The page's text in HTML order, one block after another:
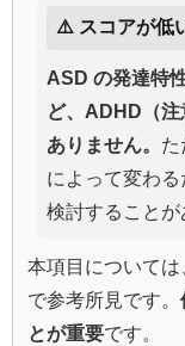
⚠️ スコアが低
ASD の発達特
ど、ADHD（注
ありません。 た
によって変わ
検討することが
本項目について
で参考所見です。
とが重要です。